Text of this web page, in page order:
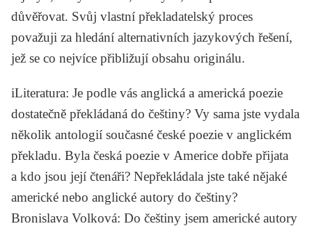
důvěřovat. Svůj vlastní překladatelský proces
považuji za hledání alternativních jazykových řešení,
jež se co nejvíce přibližují obsahu originálu.
iLiteratura: Je podle vás anglická a americká poezie
dostatečně překládaná do češtiny? Vy sama jste vydala
několik antologií současné české poezie v anglickém
překladu. Byla česká poezie v Americe dobře přijata
a kdo jsou její čtenáři? Nepřekládala jste také nějaké
americké nebo anglické autory do češtiny?
Bronislava Volková: Do češtiny jsem americké autory